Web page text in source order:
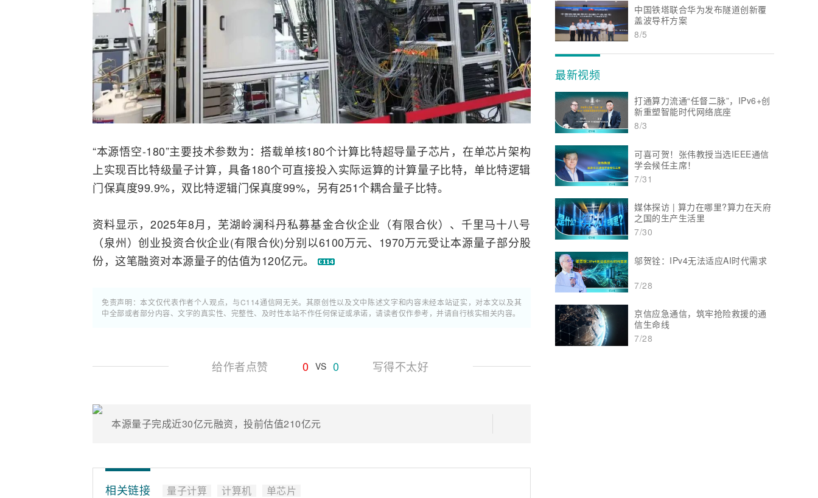
“本源悟空-180”主要技术参数为：搭载单核180个计算比特超导量子芯片，在单芯片架构
上实现百比特级量子计算，具备180个可直接投入实际运算的计算量子比特，单比特逻辑
门保真度99.9%，双比特逻辑门保真度99%，另有251个耦合量子比特。
资料显示，2025年8月，芜湖岭澜科丹私募基金合伙企业（有限合伙）、千里马十八号
（泉州）创业投资合伙企业(有限合伙)分别以6100万元、1970万元受让本源量子部分股
份，这笔融资对本源量子的估值为120亿元。
免责声明：本文仅代表作者个人观点，与C114通信网无关。其原创性以及文中陈述文字和内容未经本站证实，对本文以及其
中全部或者部分内容、文字的真实性、完整性、及时性本站不作任何保证或承诺，请读者仅作参考，并请自行核实相关内容。
给作者点赞 0 VS 0 写得不太好
本源量子完成近30亿元融资，投前估值210亿元
相关链接 量子计算 计算机 单芯片
中国铁塔联合华为发布隧道创新覆
盖波导杆方案
8/5
最新视频
打通算力流通“任督二脉”，IPv6+创
新重塑智能时代网络底座
8/3
可喜可贺！张伟教授当选IEEE通信
学会候任主席！
7/31
媒体探访 | 算力在哪里?算力在天府
之国的生产生活里
7/30
邬贺铨：IPv4无法适应AI时代需求
7/28
京信应急通信，筑牢抢险救援的通
信生命线
7/28